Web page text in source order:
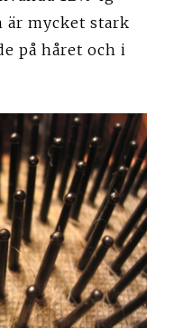
är mycket stark
på håret och i